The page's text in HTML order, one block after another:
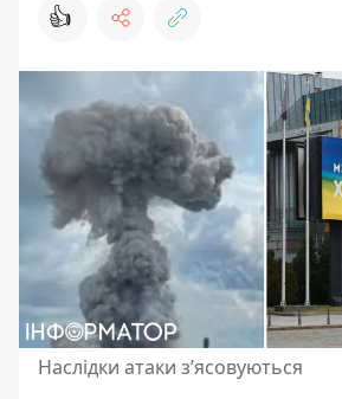
👍
Наслідки атаки зʼясовуються